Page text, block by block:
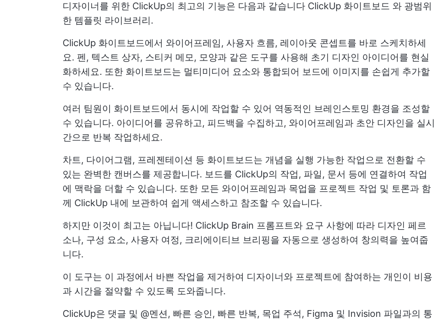
디자이너를 위한 ClickUp의 최고의 기능은 다음과 같습니다 ClickUp 화이트보드 와 광범위
한 템플릿 라이브러리.
ClickUp 화이트보드에서 와이어프레임, 사용자 흐름, 레이아웃 콘셉트를 바로 스케치하세
요. 펜, 텍스트 상자, 스티커 메모, 모양과 같은 도구를 사용해 초기 디자인 아이디어를 현실
화하세요. 또한 화이트보드는 멀티미디어 요소와 통합되어 보드에 이미지를 손쉽게 추가할
수 있습니다.
여러 팀원이 화이트보드에서 동시에 작업할 수 있어 역동적인 브레인스토밍 환경을 조성할
수 있습니다. 아이디어를 공유하고, 피드백을 수집하고, 와이어프레임과 초안 디자인을 실시
간으로 반복 작업하세요.
차트, 다이어그램, 프레젠테이션 등 화이트보드는 개념을 실행 가능한 작업으로 전환할 수
있는 완벽한 캔버스를 제공합니다. 보드를 ClickUp의 작업, 파일, 문서 등에 연결하여 작업
에 맥락을 더할 수 있습니다. 또한 모든 와이어프레임과 목업을 프로젝트 작업 및 토론과 함
께 ClickUp 내에 보관하여 쉽게 액세스하고 참조할 수 있습니다.
하지만 이것이 최고는 아닙니다! ClickUp Brain 프롬프트와 요구 사항에 따라 디자인 페르
소나, 구성 요소, 사용자 여정, 크리에이티브 브리핑을 자동으로 생성하여 창의력을 높여줍
니다.
이 도구는 이 과정에서 바쁜 작업을 제거하여 디자이너와 프로젝트에 참여하는 개인이 비용
과 시간을 절약할 수 있도록 도와줍니다.
ClickUp은 댓글 및 @멘션, 빠른 승인, 빠른 반복, 목업 주석, Figma 및 Invision 파일과의 통